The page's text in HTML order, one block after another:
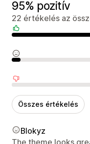
95% pozitív
22 értékelés az
Pozitív értékelések
Semleges értékelések
Negatív értékelések
Összes értékelés
Blokyz
The theme looks